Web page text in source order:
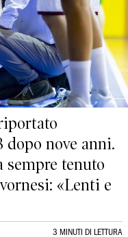
dopo nove anni.
sempre tenuto
«Lenti e
3 MINUTI DI LETTURA